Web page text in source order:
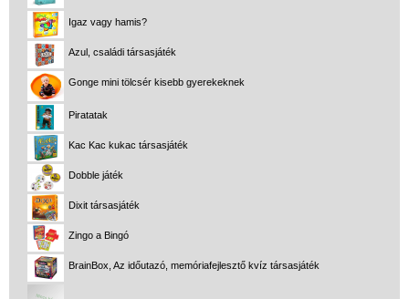
Igaz vagy hamis?
Azul, családi társasjáték
Gonge mini tölcsér kisebb gyerekeknek
Piratatak
Kac Kac kukac társasjáték
Dobble játék
Dixit társasjáték
Zingo a Bingó
BrainBox, Az időutazó, memóriafejlesztő kvíz társasjáték